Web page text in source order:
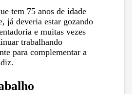
tem 75 anos de idade
já deveria estar gozando
e muitas vezes
trabalhando
para complementar a